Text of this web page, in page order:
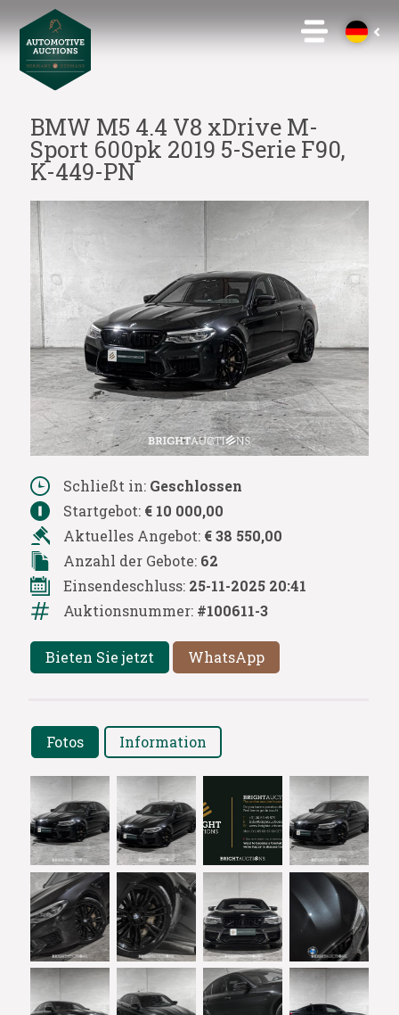
BMW M5 4.4 V8 xDrive M-
Sport 600pk 2019 5-Serie F90,
K-449-PN
Schließt in: Geschlossen
Startgebot: € 10 000,00
Aktuelles Angebot: € 38 550,00
Anzahl der Gebote: 62
Einsendeschluss: 25-11-2025 20:41
Auktionsnummer: #100611-3
Bieten Sie jetzt WhatsApp
Fotos Information